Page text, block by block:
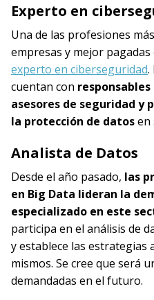
Experto en
Una de las profesiones
empresas y mejor pagadas
experto en ciberseguridad.
cuentan con
asesores de seguridad y
la protección de datosen
Analista de Datos
Desde el año pasado, las
en Big Data lideran la
especializado en este
participa en el análisis de
y establece las estrategias
mismos. Se cree que será
demandadas en el futuro.